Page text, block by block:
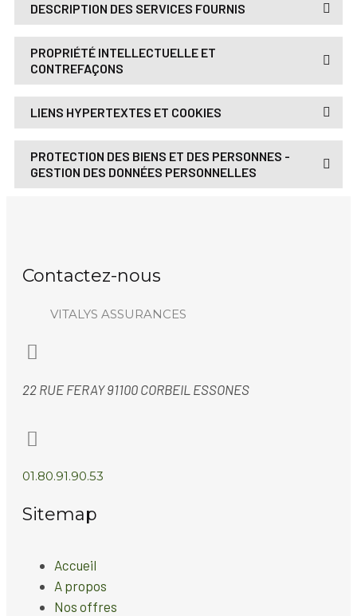
DESCRIPTION DES SERVICES FOURNIS
PROPRIÉTÉ INTELLECTUELLE ET
CONTREFAÇONS
LIENS HYPERTEXTES ET COOKIES
PROTECTION DES BIENS ET DES PERSONNES -
GESTION DES DONNÉES PERSONNELLES
Contactez-nous
VITALYS ASSURANCES
22 RUE FERAY 91100 CORBEIL ESSONES
01.80.91.90.53
Sitemap
Accueil
A propos
Nos offres